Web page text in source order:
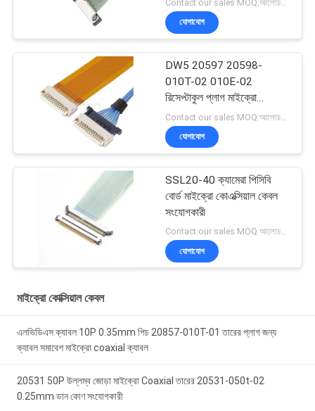
যোগাযোগ
DW5 20597 20598-
010T-02 010E-02
রিসেপ্টাকুল প্লাগ মাইক্রো
কোএক্সিয়াল ক্যাবল
যোগাযোগ
SSL20-40 ক্যামেরা পিসিবি
বোর্ড মাইক্রো কোএক্সিয়াল কেবল
সংযোগকারী
Contact our sales MOQ:আলোচনাযোগ্য
যোগাযোগ
মাইক্রো কোক্সিয়াল কেবল
এলভিডিএস ক্যাবল 10P 0.35mm পিচ 20857-010T-01 তারের প্লাগ জন্য
ক্যাবল সমাবেশ মাইক্রো coaxial ক্যাবল
20531 50P উল্লম্ব জোড়া মাইক্রো Coaxial তারের 20531-050t-02
0.25mm ডান কোণ সংযোগকারী